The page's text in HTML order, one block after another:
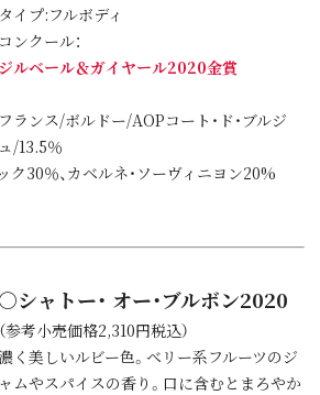
タイプ:フルボディ
コンクール：
ジルベール＆ガイヤール2020金賞
フランス/ボルドー/AOPコート・ド・ブルジ
ュ/13.5％
ク30％、カベルネ・ソーヴィニヨン20%
○シャトー・ オー・ブルボン2020
（参考小売価格2,310円税込）
く美しいルビー色。ベリー系フルーツのジ
ャムやスパイスの香り。口に含むとまろやか